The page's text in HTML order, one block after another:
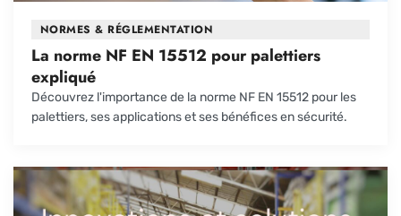
NORMES & RÉGLEMENTATION
La norme NF EN 15512 pour palettiers
expliqué
Découvrez l'importance de la norme NF EN 15512 pour les
palettiers, ses applications et ses bénéfices en sécurité.